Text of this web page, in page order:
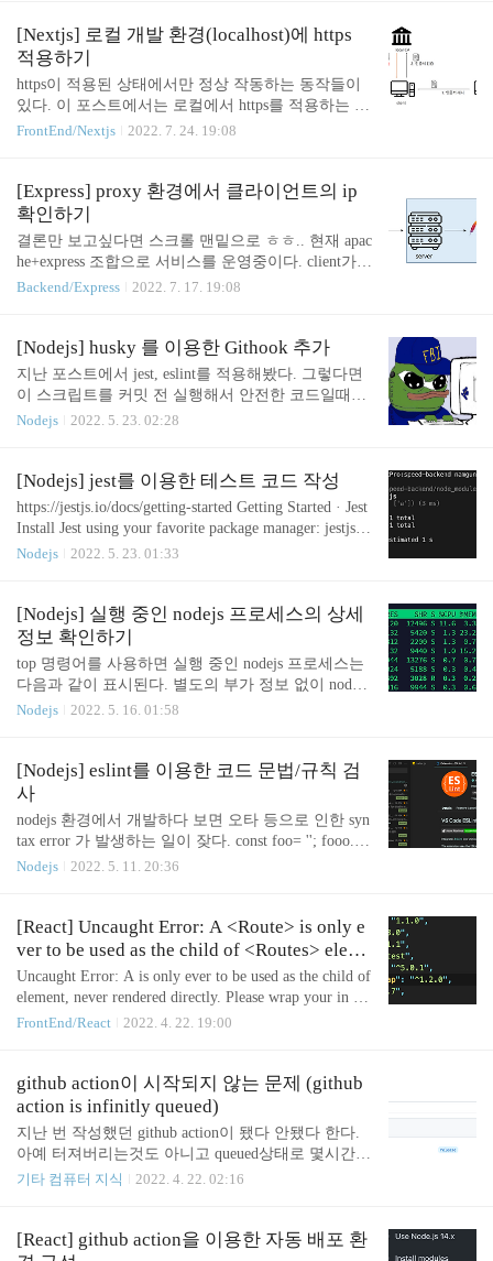
요한 action과 reducer를 만들고 store에 통..
렇다. 딱 보급형 사무용 노트북 스펙이다. 디자인은
나름 나쁘지 않다고 생각한다. 플라스틱 바디로 되어
있어 무게를 줄이려고(+ 원가절감) 한것 같긴 한데,
1.8kg라 그래도 무겁다. 두께 역시 18.5mm로 두꺼운
편이다만, 두꺼운 덕분인지 포트 구성이 나름 다양하
다. 입력 포트는 HDMI, USB3.2, USB2.0, USE C(2
[Nextjs] 로컬 개발 환경(localhost)에 https
적용하기
https이 적용된 상태에서만 정상 작동하는 동작들이
있다. 이 포스트에서는 로컬에서 https를 적용하는 방
법을 알아본다. 아이디어 우리가 https 가 적용된 웹
(Feat. SSL Handshake, SSL 인증서) 이 글을 쓰게 된
이유는,, 나의 평소 HTTPS 에 대한 지식은 HTTPS 가
암호화된 네트워크 통신 프로토콜이고 HTTPS 를 사
용한 네트워크 통신에서는 주고받는 패킷을 까도 데
이터가 암호화되어 있어 안 nuritech.tistory.com 암/복
호화 부분을 제외하고 살펴보면 1. 서버가 클라이언
FrontEnd/Nextjs 2022. 7. 24. 19:08
[Express] proxy 환경에서 클라이언트의 ip
확인하기
결론만 보고싶다면 스크롤 맨밑으로 ㅎㅎ.. 현재 apac
he+express 조합으로 서비스를 운영중이다. client가 re
quest를 보냈을 때 express project까지 도달하는 과정
press의 관점에서는 앞단에서 아파치가 프록시를 해
주고 뭐고 그런건 관심없고 apache가 express에게 requ
est를 보내는 것으로 인식된다. 따라서 자기 자신에게
ip가 127.0.0.1로 찍히는 것이다. req.ip express의 req.i
om/e..
Backend/Express 2022. 7. 17. 19:08
[Nodejs] husky 를 이용한 Githook 추가
지난 포스트에서 jest, eslint를 적용해봤다. 그렇다면
이 스크립트를 커밋 전 실행해서 안전한 코드일때만
허가할 수는 없을까? https://www.npmjs.com/package/h
ky in your project by running `npm i husky`. There are
2316 other projects in the npm registry using husky. ww
w.npmjs.com husky 허스키를 사용하면 githooks 스
펙을 손쉽게 사용할 수 있다. https://git-s..
Nodejs 2022. 5. 23. 02:28
[Nodejs] jest를 이용한 테스트 코드 작성
https://jestjs.io/docs/getting-started Getting Started · Jest
Install Jest using your favorite package manager: jestjs.io
설치 yarn add --dev jest devDependency에 jest를 추가
트 코드 작성 // index.js // object[key] value is not null?
const requireValues = (object, keys = []) => { let result =
true; keys.map(key => { if (!object[ke..
Nodejs 2022. 5. 23. 01:33
[Nodejs] 실행 중인 nodejs 프로세스의 상세
정보 확인하기
top 명령어를 사용하면 실행 중인 nodejs 프로세스는
다음과 같이 표시된다. 별도의 부가 정보 없이 node
로만 표시되기 때문에 정확히 어떤 스크립트가 실행
함께 보여준다 (윈도우 계열에서는 사용할 수 없다)
마지막 행에 node프로세스가 실행중인 스크립트 정
보가 표시된다. (정확히는 node 프로세스 실행 시 사
용한 커맨드 전체가 출력된다) 첫 행이 pid이므로, 종
료할 프로세스가 있는 경우 그 node 프로세스가 어떤
스크립트를 실행하는 것인지 확인한 후 kill 커맨드를
Nodejs 2022. 5. 16. 01:58
[Nodejs] eslint를 이용한 코드 문법/규칙 검
사
nodejs 환경에서 개발하다 보면 오타 등으로 인한 syn
tax error 가 발생하는 일이 잦다. const foo= ''; fooo.spl
it('1'); // fooo is not defined 가령 이런 코드는 당연히
는다. 그래서 추후 오류가 발생하면 코드를 한줄한줄
읽어 내려가면서 찾곤 하는데 여간 쓸데없고 재미없
는 일이 아니다. Eslint eslint를 사용하면 문법 오류를
사전에 알려주고, 심지어 자동으로 수정해줄 수도 있
다. 예를 들어 위의 오류 코드에 eslint를 적용하면 오
류를 하이라이팅해줄 뿐만 아니라 일부 규칙에 어긋
Nodejs 2022. 5. 11. 20:36
[React] Uncaught Error: A <Route> is only e
ver to be used as the child of <Routes> eleme
nt, never rendered directly. Please wrap your
<Route> in a <Routes>.
Uncaught Error: A is only ever to be used as the child of
element, never rendered directly. Please wrap your in a .
갑자기 를 로 감싸라는 오류가 출력됐다. 그런데 Mac
버전부터 로 를 감싸는게 강제되었기 때문이다 return
( ) 버전 5까지는 위처럼 작성할 수 있었지만 버전 6
부터는 아래처럼 작성해줘야 한다 return ( ) Mac에서
는 됐던 이유? package.json에 react-router의 버전이 lat
est로 되어있었기 때문이다. 과거 5버전이 최신 버전
일때 설치하고 package.loc..
FrontEnd/React 2022. 4. 22. 19:00
github action이 시작되지 않는 문제 (github
action is infinitly queued)
지난 번 작성했던 github action이 됐다 안됐다 한다.
아예 터져버리는것도 아니고 queued상태로 몇시간째
있으니 답답하기만 하다. 원인 https://stackoverflow.co
never running Updated: 2~3days After, my job is failed
기타 컴퓨터 지식 2022. 4. 22. 02:16
[React] github action을 이용한 자동 배포 환